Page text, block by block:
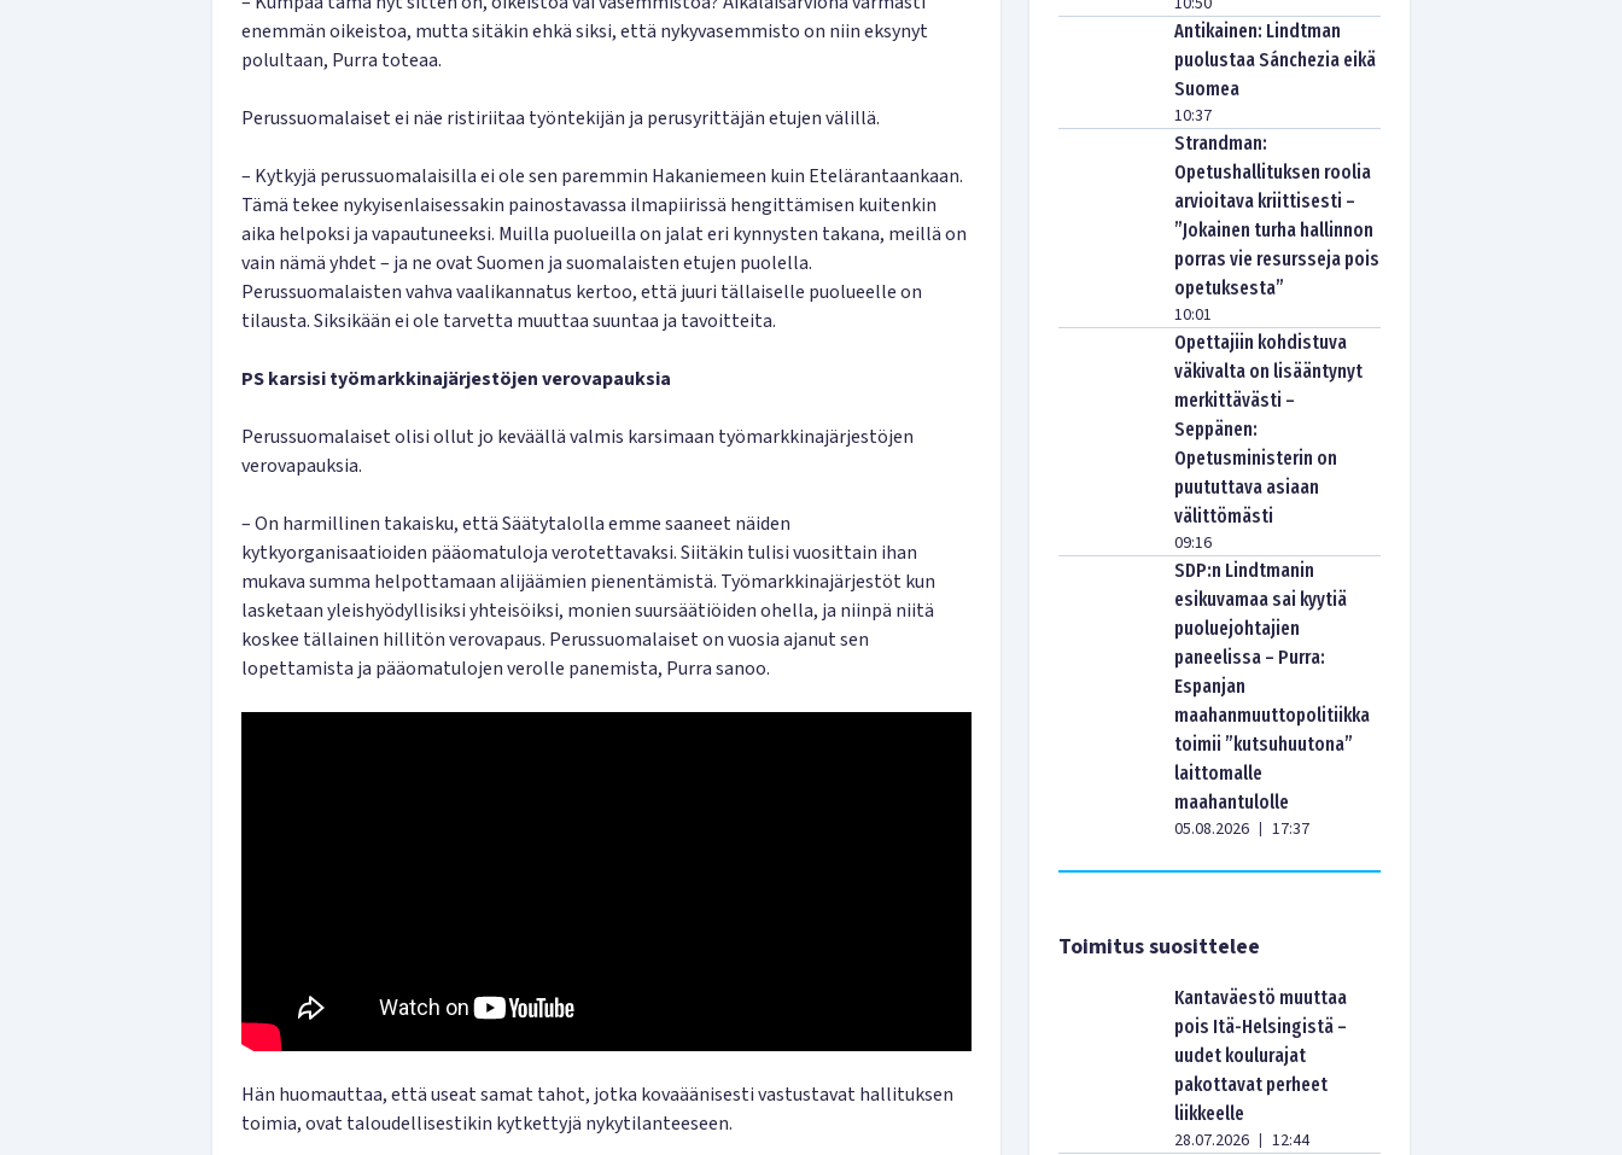
enemmän oikeistoa, mutta sitäkin ehkä siksi, että nykyvasemmisto on niin eksynyt
polultaan, Purra toteaa.
Perussuomalaiset ei näe ristiriitaa työntekijän ja perusyrittäjän etujen välillä.
– Kytkyjä perussuomalaisilla ei ole sen paremmin Hakaniemeen kuin Etelärantaankaan.
Tämä tekee nykyisenlaisessakin painostavassa ilmapiirissä hengittämisen kuitenkin
aika helpoksi ja vapautuneeksi. Muilla puolueilla on jalat eri kynnysten takana, meillä on
vain nämä yhdet – ja ne ovat Suomen ja suomalaisten etujen puolella.
Perussuomalaisten vahva vaalikannatus kertoo, että juuri tällaiselle puolueelle on
tilausta. Siksikään ei ole tarvetta muuttaa suuntaa ja tavoitteita.
PS karsisi työmarkkinajärjestöjen verovapauksia
Perussuomalaiset olisi ollut jo keväällä valmis karsimaan työmarkkinajärjestöjen
verovapauksia.
– On harmillinen takaisku, että Säätytalolla emme saaneet näiden
kytkyorganisaatioiden pääomatuloja verotettavaksi. Siitäkin tulisi vuosittain ihan
mukava summa helpottamaan alijäämien pienentämistä. Työmarkkinajärjestöt kun
lasketaan yleishyödyllisiksi yhteisöiksi, monien suursäätiöiden ohella, ja niinpä niitä
koskee tällainen hillitön verovapaus. Perussuomalaiset on vuosia ajanut sen
lopettamista ja pääomatulojen verolle panemista, Purra sanoo.
Hän huomauttaa, että useat samat tahot, jotka kovaäänisesti vastustavat hallituksen
toimia, ovat taloudellisestikin kytkettyjä nykytilanteeseen.
Antikainen: Lindtman
puolustaa Sánchezia eikä
Suomea
10:37
Strandman:
Opetushallituksen roolia
arvioitava kriittisesti –
”Jokainen turha hallinnon
porras vie resursseja pois
opetuksesta”
10:01
Opettajiin kohdistuva
väkivalta on lisääntynyt
merkittävästi –
Seppänen:
Opetusministerin on
puututtava asiaan
välittömästi
09:16
SDP:n Lindtmanin
esikuvamaa sai kyytiä
puoluejohtajien
paneelissa – Purra:
Espanjan
maahanmuuttopolitiikka
toimii ”kutsuhuutona”
laittomalle
maahantulolle
05.08.2026 | 17:37
Toimitus suosittelee
Kantaväestö muuttaa
pois Itä-Helsingistä –
uudet koulurajat
pakottavat perheet
liikkeelle
28.07.2026 | 12:44